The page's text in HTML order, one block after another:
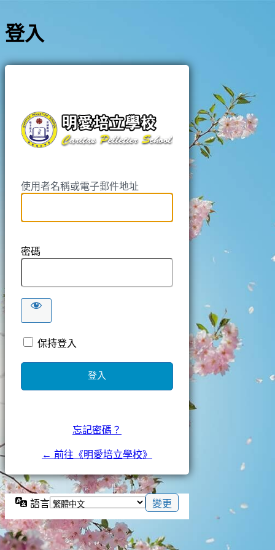
登入
https://
使用者名稱或電子郵件地址
密碼
保持登入
忘記密碼？
← 前往《明愛培立學校》
語言